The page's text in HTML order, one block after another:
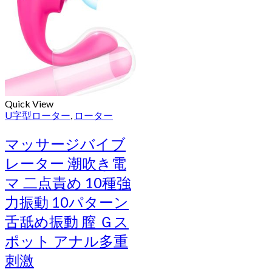
Quick View
U字型ローター ローター
マッサージバイブ
レーター 潮吹き電
マ 二点責め 10種強
力振動 10パターン
舌舐め振動 膣 Ｇス
ポット アナル多重
刺激